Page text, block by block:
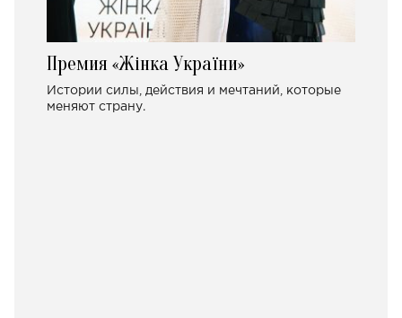
Премия «Жінка України»
Истории силы, действия и мечтаний, которые
меняют страну.